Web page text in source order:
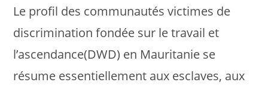
Le profil des communautés victimes de
discrimination fondée sur le travail et
l’ascendance(DWD) en Mauritanie se
résume essentiellement aux esclaves, aux